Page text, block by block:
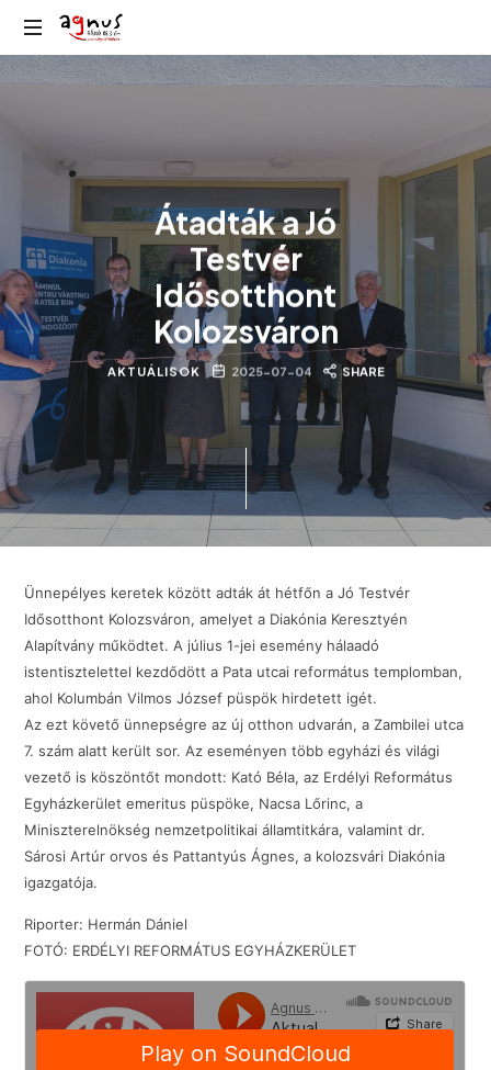
Agnus
Rádió
Kolozsvár
Átadták a Jó
Testvér
Idősotthont
Kolozsváron
AKTUÁLISOK 2025-07-04 SHARE
Ünnepélyes keretek között adták át hétfőn a Jó Testvér
Idősotthont Kolozsváron, amelyet a Diakónia Keresztyén
Alapítvány működtet. A július 1-jei esemény hálaadó
istentisztelettel kezdődött a Pata utcai református templomban,
ahol Kolumbán Vilmos József püspök hirdetett igét.
Az ezt követő ünnepségre az új otthon udvarán, a Zambilei utca
7. szám alatt került sor. Az eseményen több egyházi és világi
vezető is köszöntőt mondott: Kató Béla, az Erdélyi Református
Egyházkerület emeritus püspöke, Nacsa Lőrinc, a
Miniszterelnökség nemzetpolitikai államtitkára, valamint dr.
Sárosi Artúr orvos és Pattantyús Ágnes, a kolozsvári Diakónia
igazgatója.
Riporter: Hermán Dániel
FOTÓ: ERDÉLYI REFORMÁTUS EGYHÁZKERÜLET